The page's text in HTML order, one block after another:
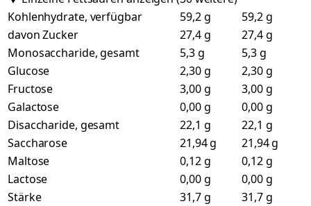
Kohlenhydrate, verfügbar
59,2 g
59,2 g
davon Zucker
27,4 g
27,4 g
Monosaccharide, gesamt
5,3 g
5,3 g
Glucose
2,30 g
2,30 g
Fructose
3,00 g
3,00 g
Galactose
0,00 g
0,00 g
Disaccharide, gesamt
22,1 g
22,1 g
Saccharose
21,94 g
21,94 g
Maltose
0,12 g
0,12 g
Lactose
0,00 g
0,00 g
Stärke
31,7 g
31,7 g